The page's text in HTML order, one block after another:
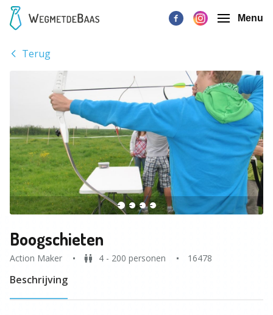
Menu
Terug
Boogschieten
Action Maker 4 - 200 personen 16478
Beschrijving